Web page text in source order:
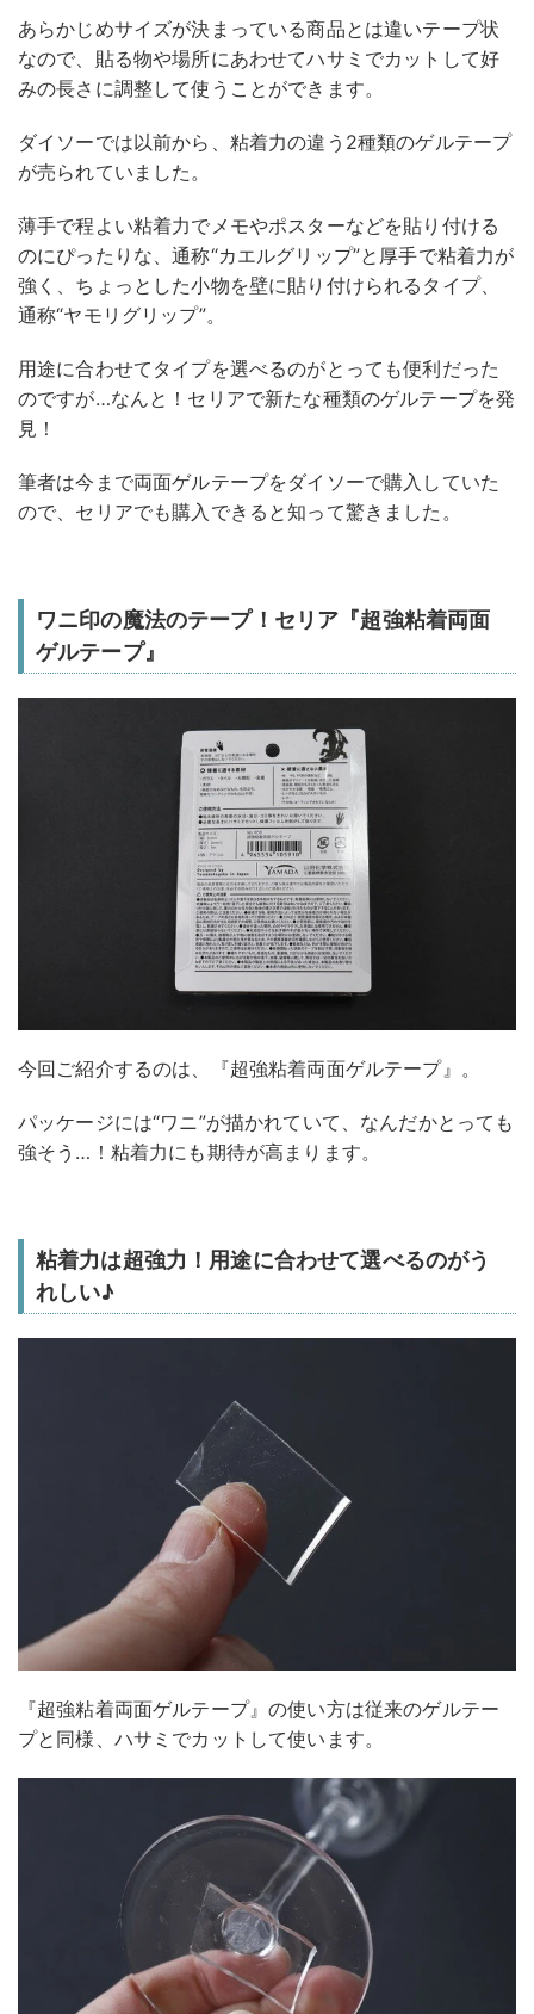
あらかじめサイズが決まっている商品とは違いテープ状
なので、貼る物や場所にあわせてハサミでカットして好
みの長さに調整して使うことができます。
ダイソーでは以前から、粘着力の違う2種類のゲルテープ
が売られていました。
薄手で程よい粘着力でメモやポスターなどを貼り付ける
のにぴったりな、通称“カエルグリップ”と厚手で粘着力が
強く、ちょっとした小物を壁に貼り付けられるタイプ、
通称“ヤモリグリップ”。
用途に合わせてタイプを選べるのがとっても便利だった
のですが…なんと！セリアで新たな種類のゲルテープを発
見！
筆者は今まで両面ゲルテープをダイソーで購入していた
ので、セリアでも購入できると知って驚きました。
ワニ印の魔法のテープ！セリア『超強粘着両面
ゲルテープ』
今回ご紹介するのは、『超強粘着両面ゲルテープ』。
パッケージには“ワニ”が描かれていて、なんだかとっても
強そう…！粘着力にも期待が高まります。
粘着力は超強力！用途に合わせて選べるのがう
れしい♪
『超強粘着両面ゲルテープ』の使い方は従来のゲルテー
プと同様、ハサミでカットして使います。